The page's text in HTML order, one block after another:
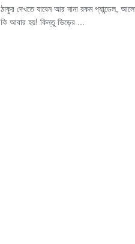
ঠাকুর দেখতে যাবেন আর নানা রকম প্যান্ডেল,
কি আবার হয়! কিন্তু ভিড়ের ...